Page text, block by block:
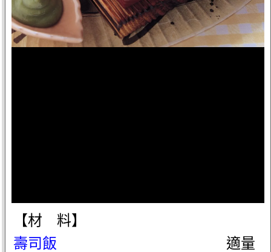
【材 料】
壽司飯
適量